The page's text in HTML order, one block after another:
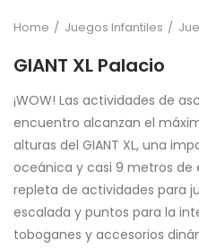
Home Juegos Infantiles
GIANT XL Palacio
¡WOW! Las actividades de
encuentro alcanzan el
alturas del GIANT XL, una
oceánica y casi 9 metros
repleta de actividades para
escalada y puntos para la
toboganes y accesorios